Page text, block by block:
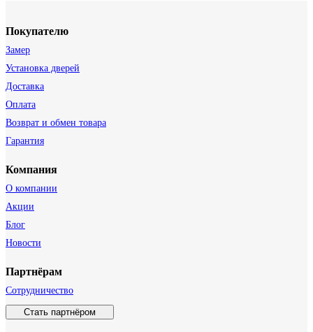
Покупателю
Замер
Установка дверей
Доставка
Оплата
Возврат и обмен товара
Гарантия
Компания
О компании
Акции
Блог
Новости
Партнёрам
Сотрудничество
Стать партнёром